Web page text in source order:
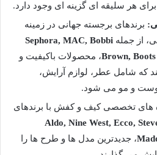
هر سلیقه ای گزینه ای وجود دارد.
برندهای برجسته جهانی در زمینه
از جمله Sephora, MAC, Bobbi
Brown,، محصولات باکیفیت و
که شامل عطر، لوازم آرایش،
و مو می شود.
های تخصصی کیف و کفش با برندهای
Aldo, Nine West, Ecco,
، جدیدترین مدل ها و طرح ها را